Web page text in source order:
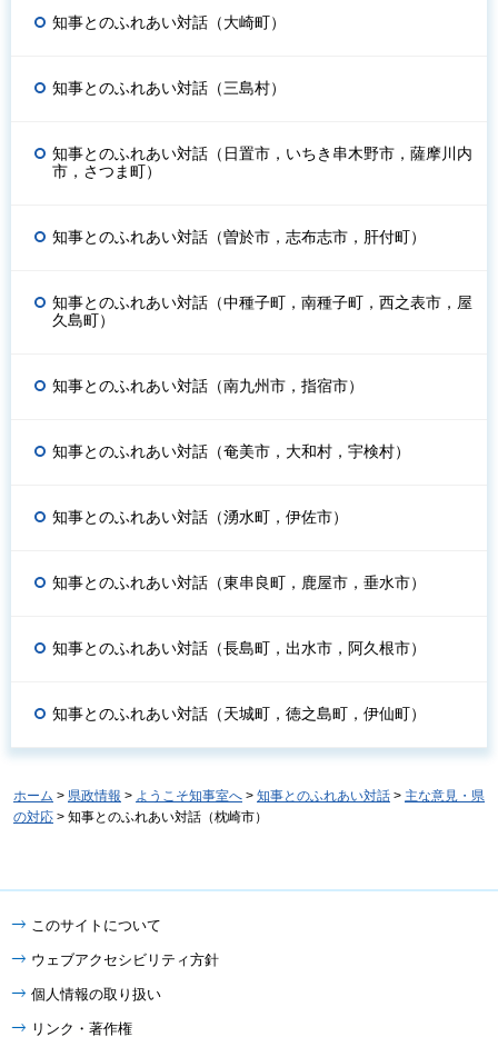
知事とのふれあい対話（大崎町）
知事とのふれあい対話（三島村）
知事とのふれあい対話（日置市，いちき串木野市，薩摩川内
市，さつま町）
知事とのふれあい対話（曽於市，志布志市，肝付町）
知事とのふれあい対話（中種子町，南種子町，西之表市，屋
久島町）
知事とのふれあい対話（南九州市，指宿市）
知事とのふれあい対話（奄美市，大和村，宇検村）
知事とのふれあい対話（湧水町，伊佐市）
知事とのふれあい対話（東串良町，鹿屋市，垂水市）
知事とのふれあい対話（長島町，出水市，阿久根市）
知事とのふれあい対話（天城町，徳之島町，伊仙町）
ホーム > 県政情報 > ようこそ知事室へ > 知事とのふれあい対話 > 主な意見・県
の対応 > 知事とのふれあい対話（枕崎市）
このサイトについて
ウェブアクセシビリティ方針
個人情報の取り扱い
リンク・著作権